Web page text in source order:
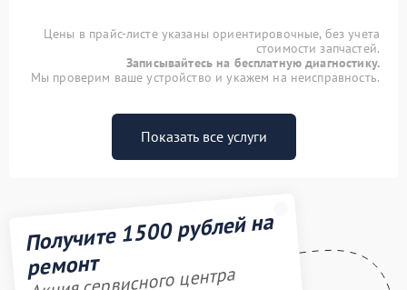
Цены в прайс-листе указаны ориентировочные, без учета
стоимости запчастей.
Записывайтесь на бесплатную диагностику.
Мы проверим ваше устройство и укажем на неисправность.
Показать все услуги
Получите 1500 рублей на
ремонт